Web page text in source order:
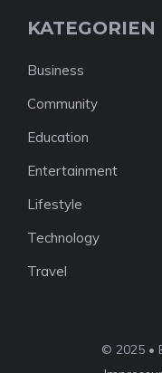
KATEGORIEN
Business
Community
Education
Entertainment
Lifestyle
Technology
Travel
© 2025 •